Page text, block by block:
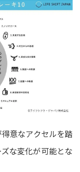
意なアクセルを踏
な変化が可能とな